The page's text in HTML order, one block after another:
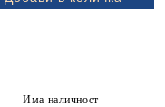
Има наличност